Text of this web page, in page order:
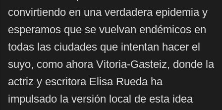
convirtiendo en una verdadera epidemia y
esperamos que se vuelvan endémicos en
todas las ciudades que intentan hacer el
suyo, como ahora Vitoria-Gasteiz, donde la
actriz y escritora Elisa Rueda ha
impulsado la versión local de esta idea